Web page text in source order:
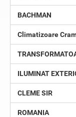
BACHMAN
Climatizoare
ILUMINAT
CLEME SIR
ROMANIA